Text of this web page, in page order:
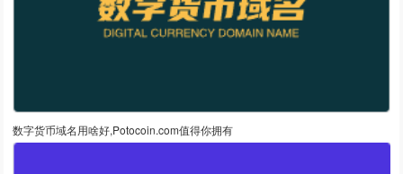
数字货币域名用啥好,Potocoin.com值得你拥有